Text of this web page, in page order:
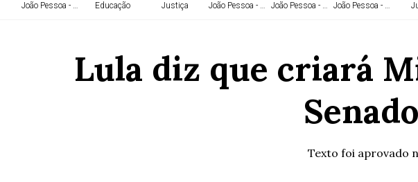
João Pessoa - PB Educação Justiça João Pessoa - PB João Pessoa - PB João Pessoa - PB
Lula diz que criará
Texto foi aprovado